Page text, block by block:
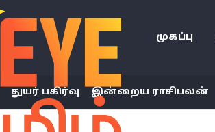
முகப்பு
துயர் பகிர்வு இன்றைய ராசிபலன்